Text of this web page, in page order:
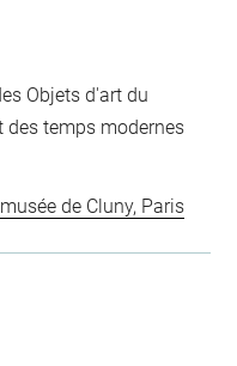
Objets d'art du
des temps modernes
de Cluny, Paris